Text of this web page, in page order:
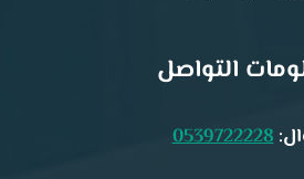
التواصل
0539722228